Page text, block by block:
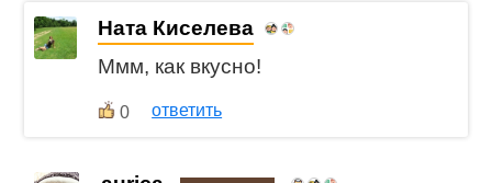
Ната Киселева
Ммм, как вкусно!
0 ответить